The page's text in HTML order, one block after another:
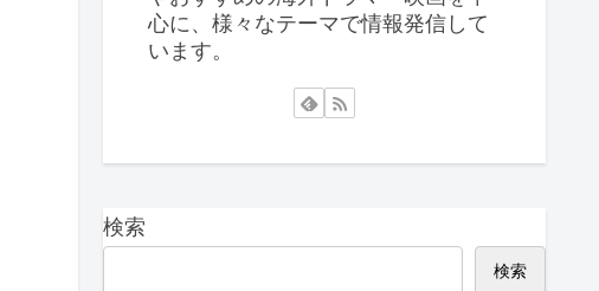
心に、様々なテーマで情報発信して
います。
検索
検索